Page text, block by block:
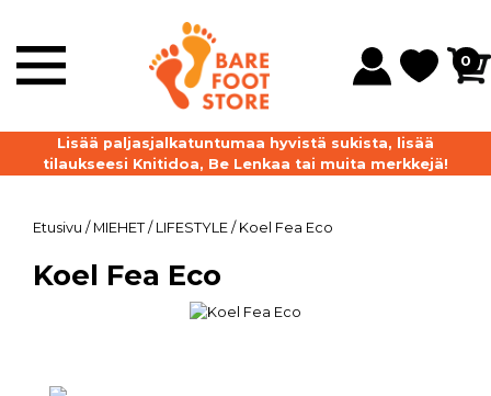
0
Lisää paljasjalkatuntumaa hyvistä sukista, lisää
tilaukseesi Knitidoa, Be Lenkaa tai muita merkkejä!
Etusivu / MIEHET/ LIFESTYLE / Koel Fea Eco
Koel Fea Eco